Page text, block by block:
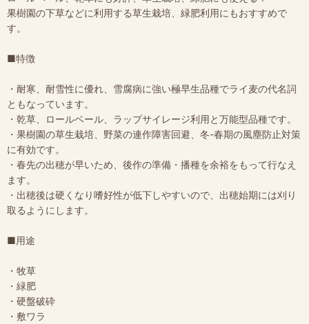
果樹園の下草などに利用する草生栽培、緑肥利用にもおすすめで
す。
■特徴
・耐寒、耐雪性に優れ、雪腐病に強い極早生品種でライ麦の代名詞
ともなっています。
・乾草、ロールベール、ラップサイレージ利用と万能型品種です。
・果樹園の草生栽培、野菜の連作障害回避、冬-春期の風塵防止対策
に有効です。
・春先の出穂が早いため、後作の準備・播種を余裕をもって行なえ
ます。
・出穂後は硬くなり嗜好性が低下しやすいので、出穂始期には刈り
取るようにします。
■用途
・牧草
・緑肥
・硬盤破砕
・敷ワラ